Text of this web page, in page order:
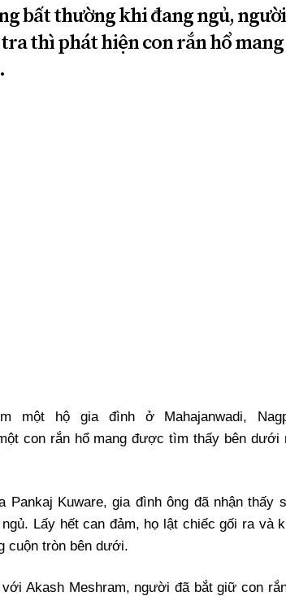
luận
Công nghệ
bất thường khi đang ngủ,
thì phát hiện con rắn hổ
một hộ gia đình ở Mahajanwadi,
con rắn hổ mang được tìm thấy bên dưới
Pankaj Kuware, gia đình ông đã nhận thấy
Lấy hết can đảm, họ lật chiếc gối ra và
cuộn tròn bên dưới.
Akash Meshram, người đã bắt giữ con